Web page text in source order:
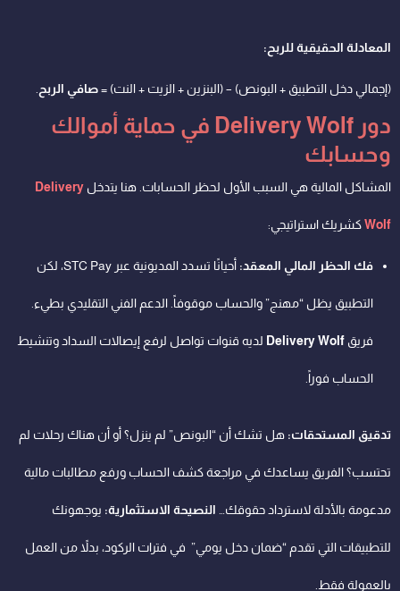
المعادلة الحقيقية للربح:
(إجمالي دخل التطبيق + البونص) – (البنزين + الزيت + النت) =صافي الربح.
دور Delivery Wolf في حماية أموالك
وحسابك
المشاكل المالية هي السبب الأول لحظر الحسابات. هنا يتدخل Delivery
Wolfكشريك استراتيجي:
فك الحظر المالي المعقد: أحيانًا تسدد المديونية عبر STC Pay، لكن
التطبيق يظل “مهنج” والحساب موقوفاً. الدعم الفني التقليدي بطيء.
فريق Delivery Wolf لديه قنوات تواصل لرفع إيصالات السداد وتنشيط
الحساب فوراً.
تدقيق المستحقات: هل تشك أن “البونص” لم ينزل؟ أو أن هناك رحلات لم
تحتسب؟ الفريق يساعدك في مراجعة كشف الحساب ورفع مطالبات مالية
مدعومة بالأدلة لاسترداد حقوقك… النصيحة الاستثمارية: يوجهونك
للتطبيقات التي تقدم “ضمان دخل يومي” في فترات الركود، بدلاً من العمل
بالعمولة فقط.